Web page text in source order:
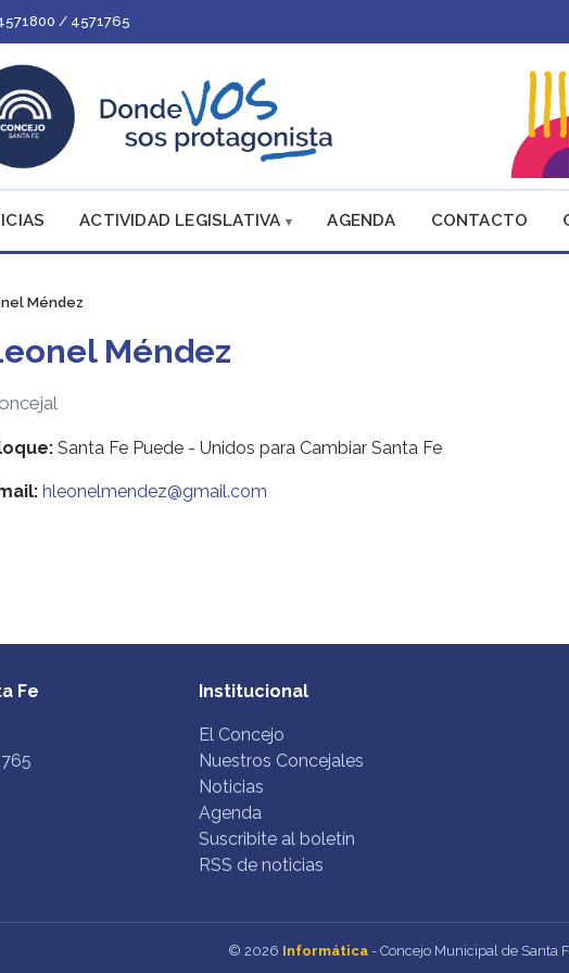
/ 4571765
ACTIVIDAD LEGISLATIVA AGENDA CONTACTO
Méndez
Méndez
Santa Fe Puede - Unidos para Cambiar Santa Fe
hleonelmendez@gmail.com
Fe Institucional
El Concejo
Nuestros Concejales
Noticias
Agenda
Suscribite al boletín
RSS de noticias
© 2026 Informática- Concejo Municipal de Santa